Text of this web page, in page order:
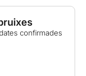
confirmades